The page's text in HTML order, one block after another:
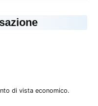
di vista economico.